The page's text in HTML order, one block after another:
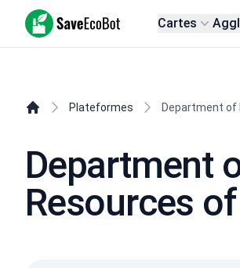
SaveEcoBot Cartes
Plateformes Department of
Department
Resources